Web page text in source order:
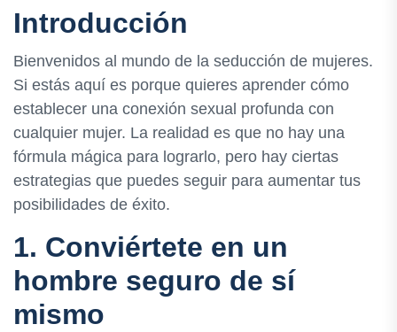
Introducción
Bienvenidos al mundo de la seducción de mujeres.
Si estás aquí es porque quieres aprender cómo
establecer una conexión sexual profunda con
cualquier mujer. La realidad es que no hay una
fórmula mágica para lograrlo, pero hay ciertas
estrategias que puedes seguir para aumentar tus
posibilidades de éxito.
1. Conviértete en un
hombre seguro de sí
mismo